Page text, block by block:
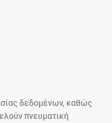
δεδομένων, καθώς
πνευματική